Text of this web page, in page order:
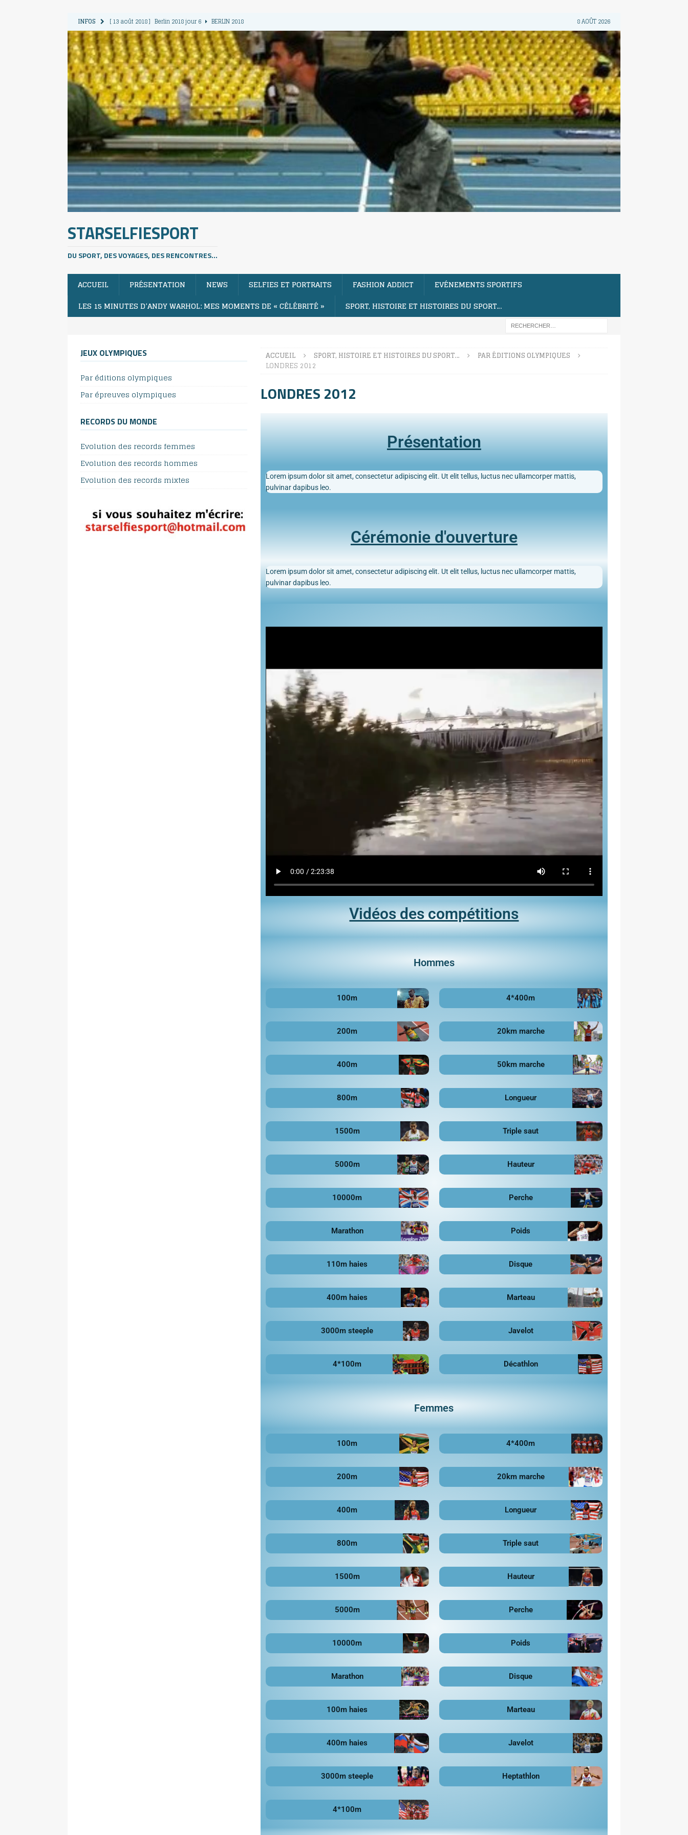
INFOS [ 13 août 2018 ] Berlin 2018 jour 6
BERLIN 2018
[ 12 août 2018 ] Berlin 2018 jour 5
BERLIN 2018
[ 11 août 2018 ] Berlin 2018 jour 4
BERLIN 2018
[ 10 août 2018 ] Berlin 2018 Jour 3
BERLIN 2018
[ 9 août 2018 ] Berlin 2018 jour 2 BERLIN 2018
8 AOÛT 2026
STARSELFIESPORT
DU SPORT, DES VOYAGES, DES RENCONTRES...
ACCUEIL PRÉSENTATION NEWS SELFIES ET PORTRAITS FASHION ADDICT
EVÉNEMENTS SPORTIFS
LES 15 MINUTES D’ANDY WARHOL: MES MOMENTS DE « CÉLÉBRITÉ »
SPORT, HISTOIRE ET HISTOIRES DU SPORT…
ACCUEIL SPORT, HISTOIRE ET HISTOIRES DU SPORT…
PAR ÉDITIONS OLYMPIQUES
LONDRES 2012
LONDRES 2012
Présentation
Lorem ipsum dolor sit amet, consectetur adipiscing elit. Ut elit tellus, luctus nec ullamcorper mattis,
pulvinar dapibus leo.
Cérémonie d'ouverture
Lorem ipsum dolor sit amet, consectetur adipiscing elit. Ut elit tellus, luctus nec ullamcorper mattis,
pulvinar dapibus leo.
Vidéos des compétitions
Hommes
100m
200m
400m
800m
1500m
5000m
10000m
Marathon
110m haies
400m haies
3000m steeple
4*100m
4*400m
20km marche
50km marche
Longueur
Triple saut
Hauteur
Perche
Poids
Disque
Marteau
Javelot
Décathlon
Femmes
100m
200m
400m
800m
1500m
5000m
10000m
Marathon
100m haies
400m haies
3000m steeple
4*100m
4*400m
20km marche
Longueur
Triple saut
Hauteur
Perche
Poids
Disque
Marteau
Javelot
Heptathlon
JEUX OLYMPIQUES
Par éditions olympiques
Par épreuves olympiques
RECORDS DU MONDE
Evolution des records femmes
Evolution des records hommes
Evolution des records mixtes